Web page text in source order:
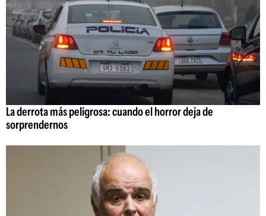
La derrota más peligrosa: cuando el horror deja de
sorprendernos